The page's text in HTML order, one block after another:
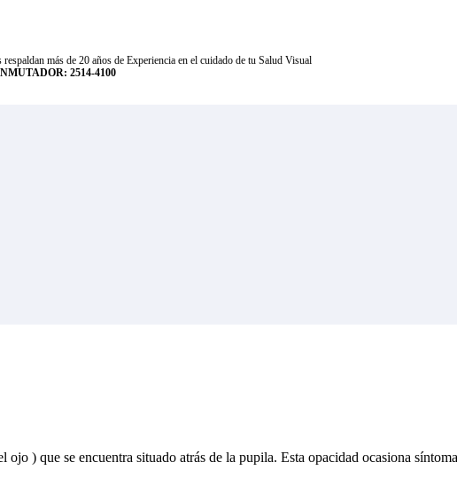
respaldan más de 20 años de Experiencia en el cuidado de tu Salud Visual
2514-4100
) que se encuentra situado atrás de la pupila. Esta opacidad ocasiona